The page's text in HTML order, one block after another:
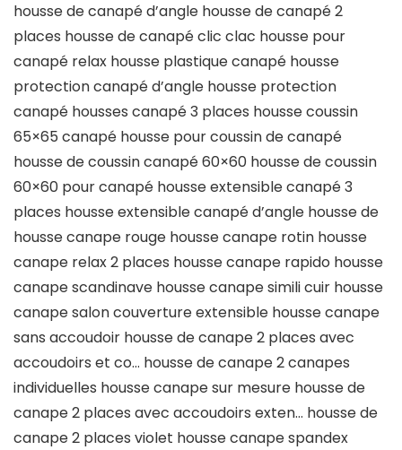
housse de canapé d’angle housse de canapé 2
places housse de canapé clic clac housse pour
canapé relax housse plastique canapé housse
protection canapé d’angle housse protection
canapé housses canapé 3 places housse coussin
65×65 canapé housse pour coussin de canapé
housse de coussin canapé 60×60 housse de coussin
60×60 pour canapé housse extensible canapé 3
places housse extensible canapé d’angle housse de
housse canape rouge housse canape rotin housse
canape relax 2 places housse canape rapido housse
canape scandinave housse canape simili cuir housse
canape salon couverture extensible housse canape
sans accoudoir housse de canape 2 places avec
accoudoirs et co… housse de canape 2 canapes
individuelles housse canape sur mesure housse de
canape 2 places avec accoudoirs exten… housse de
canape 2 places violet housse canape spandex